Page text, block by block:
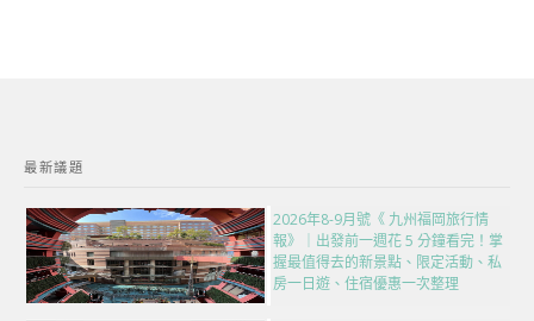
最新議題
2026年8-9月號《 九州福岡旅行情
報》｜出發前一週花 5 分鐘看完！掌
握最值得去的新景點、限定活動、私
房一日遊、住宿優惠一次整理